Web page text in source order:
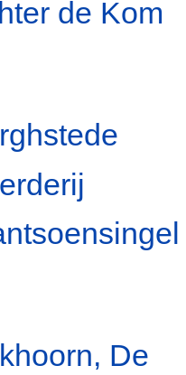
de Kom
De